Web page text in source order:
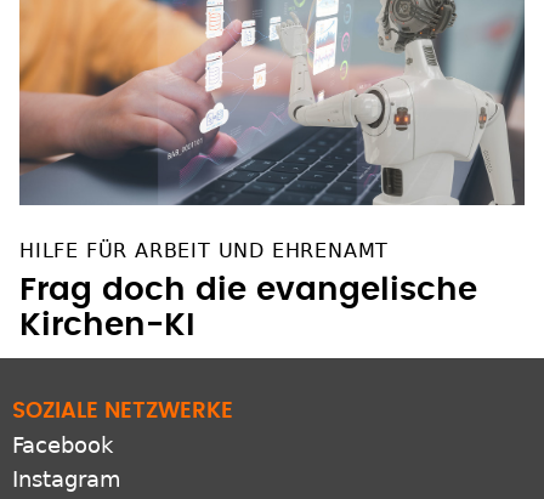
HILFE FÜR ARBEIT UND EHRENAMT
Frag doch die evangelische
Kirchen-KI
SOZIALE NETZWERKE
Facebook
Instagram